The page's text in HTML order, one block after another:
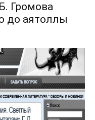
Громова
до аятоллы